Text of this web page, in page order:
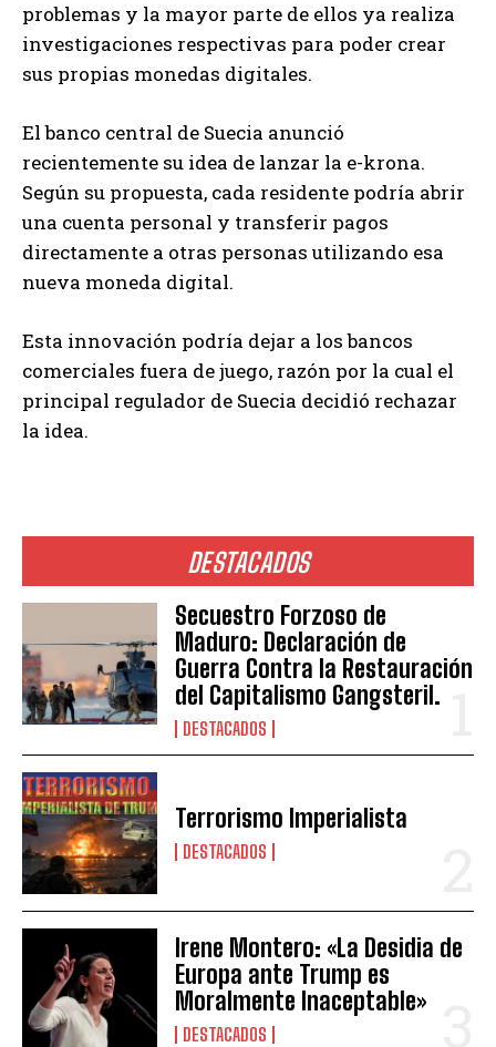
DESTACADOS
Secuestro Forzoso de
Maduro: Declaración de
Guerra Contra la Restauración
del Capitalismo Gangsteril.
DESTACADOS
Terrorismo Imperialista
DESTACADOS
Irene Montero: «La Desidia de
Europa ante Trump es
Moralmente Inaceptable»
DESTACADOS
problemas y la mayor parte de ellos ya realiza
investigaciones respectivas para poder crear
sus propias monedas digitales.
El banco central de Suecia anunció
recientemente su idea de lanzar la e-krona.
Según su propuesta, cada residente podría abrir
una cuenta personal y transferir pagos
directamente a otras personas utilizando esa
nueva moneda digital.
Esta innovación podría dejar a los bancos
comerciales fuera de juego, razón por la cual el
principal regulador de Suecia decidió rechazar
la idea.